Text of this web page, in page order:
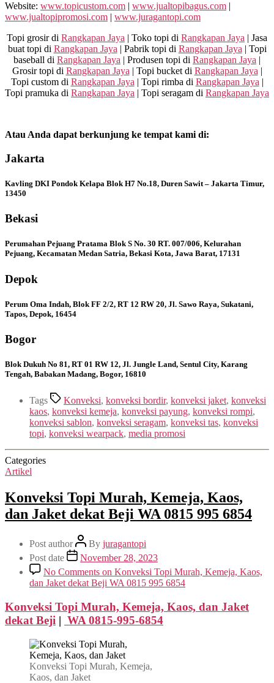
Website: www.topicustom.com | www.jualtopibagus.com |
www.jualtopipromosi.com | www.juragantopi.com
Topi grosir di Rangkapan Jaya | Toko topi di Rangkapan Jaya | Jasa
buat topi di Rangkapan Jaya | Pabrik topi di Rangkapan Jaya | Topi
baseball di Rangkapan Jaya | Produsen topi di Rangkapan Jaya |
Grosir topi di Rangkapan Jaya | Topi bucket di Rangkapan Jaya |
Topi custom di Rangkapan Jaya | Topi rimba di Rangkapan Jaya |
Topi pramuka di Rangkapan Jaya | Topi seragam di Rangkapan Jaya
Atau Anda dapat berkunjung ke tempat kami di:
Jakarta
Kavling DKI Pondok Kelapa Blok H7 No.18, Duren Sawit – Jakarta Timur,
13450
Bekasi
Perumahan Pejuang Pratama Blok S No. 30 RT. 007/006, Kelurahan
Pejuang, Kecamatan Medan Satria, Bekasi Kota, Jawa Barat, 17131
Depok
Perum Oma Indah, Blok FF 2/2, RT 12 RW 20, Jl. Sawo Raya, Sukatani,
Tapos, Depok, 16454
Bogor
Blok Dukuh No 81, RT 01 RW 12, Jl. Jungle Land, Sentul City, Karang
Tengah, Babakan Madang, Bogor, 16810
Tags Konveksi, konveksi bordir, konveksi jaket, konveksi
kaos, konveksi kemeja, konveksi payung, konveksi rompi,
konveksi sablon, konveksi seragam, konveksi tas, konveksi
topi, konveksi wearpack, media promosi
Categories
Artikel
Konveksi Topi Murah, Kemeja, Kaos,
dan Jaket dekat Beji WA 0815 995 6854
Post author By juragantopi
Post date
November 28, 2023
No Comments on Konveksi Topi Murah, Kemeja, Kaos,
dan Jaket dekat Beji WA 0815 995 6854
Konveksi Topi Murah, Kemeja, Kaos, dan Jaket
dekat Beji | WA 0815-995-6854
Konveksi Topi Murah, Kemeja,
Kaos, dan Jaket